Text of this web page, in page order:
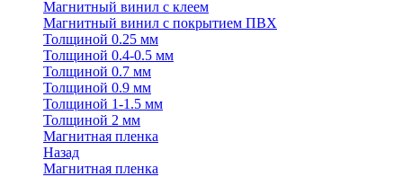
Магнитный винил с клеем
Магнитный винил с покрытием ПВХ
Толщиной 0.25 мм
Толщиной 0.4-0.5 мм
Толщиной 0.7 мм
Толщиной 0.9 мм
Толщиной 1-1.5 мм
Толщиной 2 мм
Магнитная пленка
Назад
Магнитная пленка